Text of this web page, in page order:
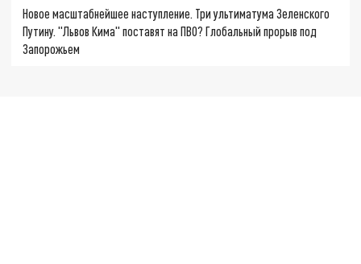
Новое масштабнейшее наступление. Три ультиматума Зеленского
Путину. "Львов Кима" поставят на ПВО? Глобальный прорыв под
Запорожьем